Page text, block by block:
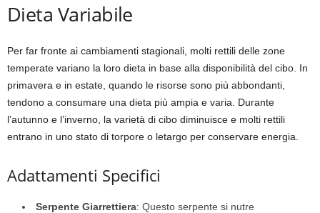
Dieta Variabile
Per far fronte ai cambiamenti stagionali, molti rettili delle zone
temperate variano la loro dieta in base alla disponibilità del cibo. In
primavera e in estate, quando le risorse sono più abbondanti,
tendono a consumare una dieta più ampia e varia. Durante
l’autunno e l’inverno, la varietà di cibo diminuisce e molti rettili
entrano in uno stato di torpore o letargo per conservare energia.
Adattamenti Specifici
Serpente Giarrettiera: Questo serpente si nutre